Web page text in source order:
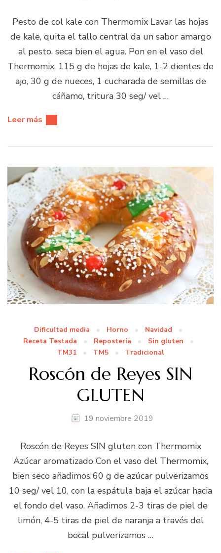
Pesto de col kale con Thermomix Lavar las hojas
de kale, quita el tallo central da un sabor amargo
al pesto, seca bien el agua. Pon en el vaso del
Thermomix, 115 g de hojas de kale, 1-2 dientes de
ajo, 30 g de nueces, 1 cucharada de semillas de
cáñamo, tritura 30 seg/ vel …
Leer más
Dificultad media Horno
Navidad
Receta Testada
Repostería
Sin gluten
TM31
TM5 Tradicional
Roscón de Reyes SIN
GLUTEN
19 noviembre 2019
Roscón de Reyes SIN gluten con Thermomix
Azúcar aromatizado Con el vaso del Thermomix,
bien seco añadimos 60 g de azúcar pulverizamos
10 seg/ vel 10, con la espátula baja el azúcar hacia
el fondo del vaso. Añadimos 2-3 tiras de piel de
limón, 4-5 tiras de piel de naranja a través del
bocal pulverizamos …